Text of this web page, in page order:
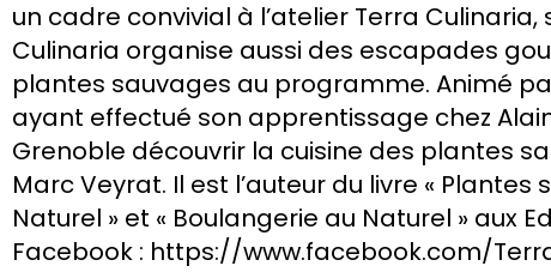
un cadre convivial à l’atelier Terra
Culinaria organise aussi des escapades
plantes sauvages au programme. Animé
ayant effectué son apprentissage chez
Grenoble découvrir la cuisine des plantes
Marc Veyrat. Il est l’auteur du livre «
Naturel » et « Boulangerie au Naturel » aux
Facebook : https://www.facebook.com/